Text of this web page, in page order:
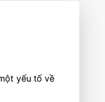
yếu tố về